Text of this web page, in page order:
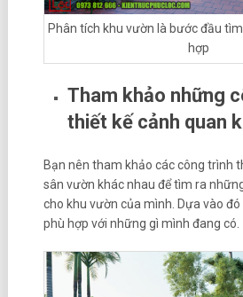
Phân tích khu vườn là bước đầu
hợp
Tham khảo những
thiết kế cảnh quan
Bạn nên tham khảo các công trình
sân vườn khác nhau để tìm ra
cho khu vườn của mình. Dựa vào
phù hợp với những gì mình đang có.